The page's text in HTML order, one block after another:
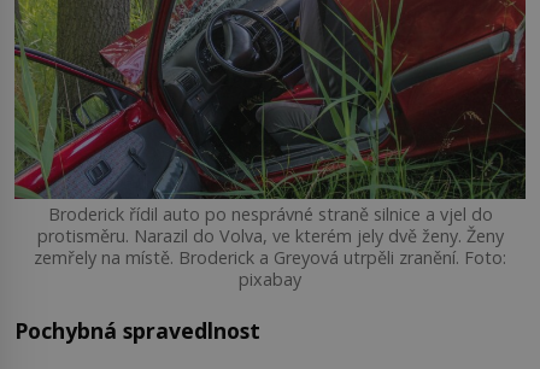
Broderick řídil auto po nesprávné straně silnice a vjel do
protisměru. Narazil do Volva, ve kterém jely dvě ženy. Ženy
zemřely na místě. Broderick a Greyová utrpěli zranění. Foto:
pixabay
Pochybná spravedlnost